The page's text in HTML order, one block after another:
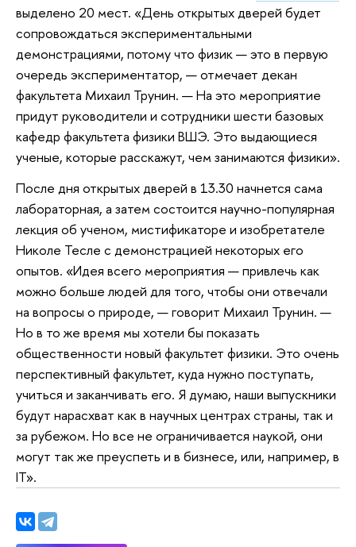
выделено 20 мест. «День открытых дверей будет
сопровождаться экспериментальными
демонстрациями, потому что физик — это в первую
очередь экспериментатор, — отмечает декан
факультета Михаил Трунин. — На это мероприятие
придут руководители и сотрудники шести базовых
кафедр факультета физики ВШЭ. Это выдающиеся
ученые, которые расскажут, чем занимаются физики».
После дня открытых дверей в 13.30 начнется сама
лабораторная, а затем состоится научно-популярная
лекция об ученом, мистификаторе и изобретателе
Николе Тесле с демонстрацией некоторых его
опытов. «Идея всего мероприятия — привлечь как
можно больше людей для того, чтобы они отвечали
на вопросы о природе, — говорит Михаил Трунин. —
Но в то же время мы хотели бы показать
общественности новый факультет физики. Это очень
перспективный факультет, куда нужно поступать,
учиться и заканчивать его. Я думаю, наши выпускники
будут нарасхват как в научных центрах страны, так и
за рубежом. Но все не ограничивается наукой, они
могут так же преуспеть и в бизнесе, или, например, в
IT».